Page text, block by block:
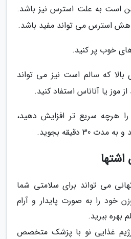
است به علت استرس نیز باشد.
استرس می تواند مفید باشد.
خوب پر کنید.
که سالم است نیز می تواند
موز یا آناناس استفاد کنید.
را هرچه سریع تر افزایش دهید،
دقیقه بجوید.
می تواند برای سلامتی شما
خود را به صورت پایدار و آرام
بهره ببرید.
رژیم غذایی نو با پزشک متخصص